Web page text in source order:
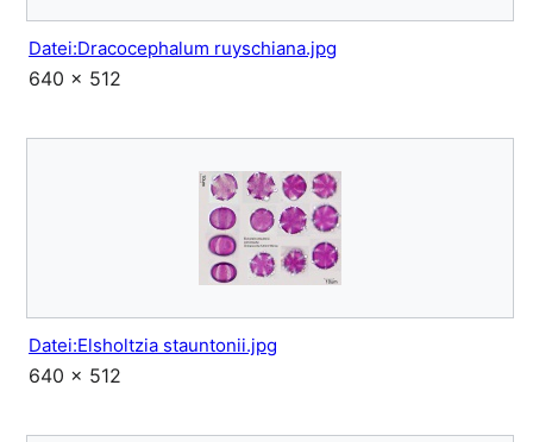
Datei:Dracocephalum ruyschiana.jpg
640 × 512
Datei:Elsholtzia stauntonii.jpg
640 × 512